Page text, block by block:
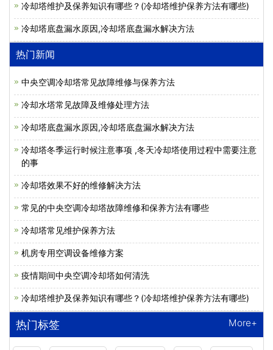
冷却塔维护及保养知识有哪些？(冷却塔维护保养方法有哪些)
冷却塔底盘漏水原因,冷却塔底盘漏水解决方法
热门新闻
中央空调冷却塔常见故障维修与保养方法
冷却水塔常见故障及维修处理方法
冷却塔底盘漏水原因,冷却塔底盘漏水解决方法
冷却塔冬季运行时候注意事项 ,冬天冷却塔使用过程中需要注意
的事
冷却塔效果不好的维修解决方法
常见的中央空调冷却塔故障维修和保养方法有哪些
冷却塔常见维护保养方法
机房专用空调设备维修方案
疫情期间中央空调冷却塔如何清洗
冷却塔维护及保养知识有哪些？(冷却塔维护保养方法有哪些)
热门标签 More+